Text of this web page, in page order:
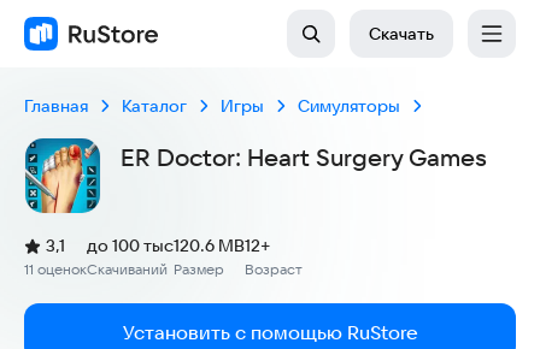
Скачать
Главная Каталог Игры Симуляторы
ER Doctor: Heart Surgery Games
Рейтинг:
3,1
(
11 оценок
)
Скачиваний
до 100 тыс
Размер
120.6 MB
Возраст
12+
Установить с помощью RuStore